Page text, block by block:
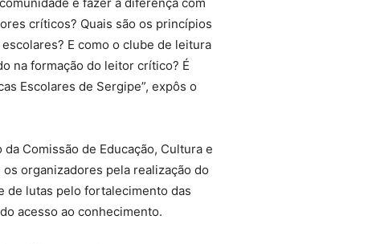
críticos? Quais são os princípios
E como o clube de leitura
na formação do leitor crítico? É
Escolares de Sergipe”, expôs o
Comissão de Educação, Cultura e
organizadores pela realização do
de lutas pelo fortalecimento das
acesso ao conhecimento.